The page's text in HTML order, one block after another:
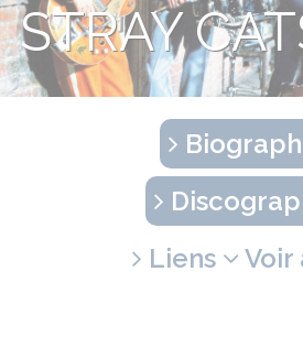
STRAY
Liens
Voir